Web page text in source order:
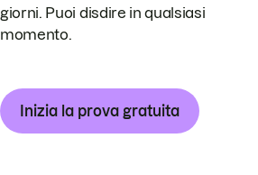
giorni. Puoi disdire in qualsiasi
momento.
Inizia la prova gratuita